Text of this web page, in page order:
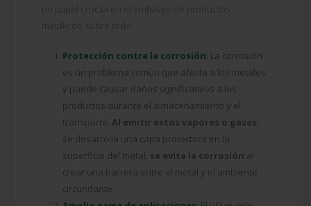
un papel crucial en el embalaje de productos
metálicos, sobre todo:
Protección contra la corrosión: La corrosión
es un problema común que afecta a los metales
y puede causar daños significativos a los
productos durante el almacenamiento y el
transporte. Al emitir estos vapores o gases,
se desarrolla una capa protectora en la
superficie del metal, se evita la corrosión al
crear una barrera entre el metal y el ambiente
circundante.